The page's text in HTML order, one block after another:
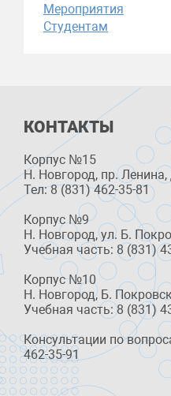
Мероприятия
Студентам
КОНТАКТЫ
Корпус №15
Н. Новгород, пр. Ленина,
Тел: 8 (831) 462-35-81
Корпус №9
Н. Новгород, ул. Б.
Учебная часть: 8 (831)
Корпус №10
Н. Новгород, Б.
Учебная часть: 8 (831)
Консультации по
462-35-91